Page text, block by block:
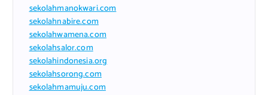
sekolahmanokwari.com
sekolahnabire.com
sekolahwamena.com
sekolahsalor.com
sekolahindonesia.org
sekolahsorong.com
sekolahmamuju.com